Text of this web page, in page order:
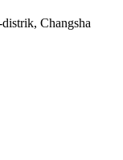
Changsha